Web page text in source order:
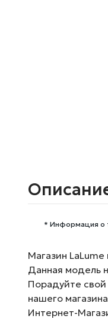
* Информация о
Магазин
Данная модель
Порадуйте
нашего
Интернет-